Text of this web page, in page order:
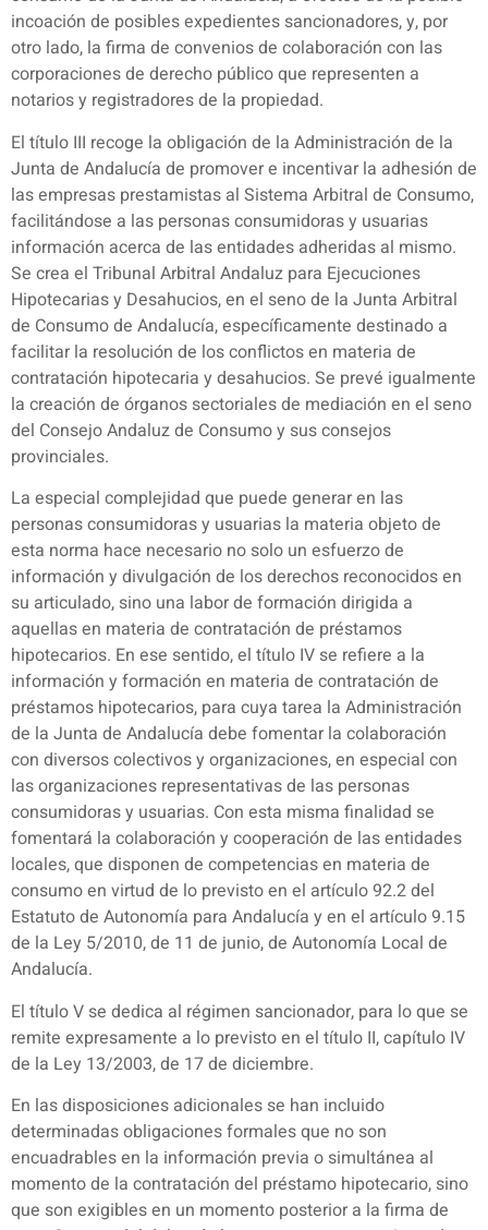
incoación de posibles expedientes sancionadores, y, por
otro lado, la firma de convenios de colaboración con las
corporaciones de derecho público que representen a
notarios y registradores de la propiedad.
El título III recoge la obligación de la Administración de la
Junta de Andalucía de promover e incentivar la adhesión de
las empresas prestamistas al Sistema Arbitral de Consumo,
facilitándose a las personas consumidoras y usuarias
información acerca de las entidades adheridas al mismo.
Se crea el Tribunal Arbitral Andaluz para Ejecuciones
Hipotecarias y Desahucios, en el seno de la Junta Arbitral
de Consumo de Andalucía, específicamente destinado a
facilitar la resolución de los conflictos en materia de
contratación hipotecaria y desahucios. Se prevé igualmente
la creación de órganos sectoriales de mediación en el seno
del Consejo Andaluz de Consumo y sus consejos
provinciales.
La especial complejidad que puede generar en las
personas consumidoras y usuarias la materia objeto de
esta norma hace necesario no solo un esfuerzo de
información y divulgación de los derechos reconocidos en
su articulado, sino una labor de formación dirigida a
aquellas en materia de contratación de préstamos
hipotecarios. En ese sentido, el título IV se refiere a la
información y formación en materia de contratación de
préstamos hipotecarios, para cuya tarea la Administración
de la Junta de Andalucía debe fomentar la colaboración
con diversos colectivos y organizaciones, en especial con
las organizaciones representativas de las personas
consumidoras y usuarias. Con esta misma finalidad se
fomentará la colaboración y cooperación de las entidades
locales, que disponen de competencias en materia de
consumo en virtud de lo previsto en el artículo 92.2 del
Estatuto de Autonomía para Andalucía y en el artículo 9.15
de la Ley 5/2010, de 11 de junio, de Autonomía Local de
Andalucía.
El título V se dedica al régimen sancionador, para lo que se
remite expresamente a lo previsto en el título II, capítulo IV
de la Ley 13/2003, de 17 de diciembre.
En las disposiciones adicionales se han incluido
determinadas obligaciones formales que no son
encuadrables en la información previa o simultánea al
momento de la contratación del préstamo hipotecario, sino
que son exigibles en un momento posterior a la firma de